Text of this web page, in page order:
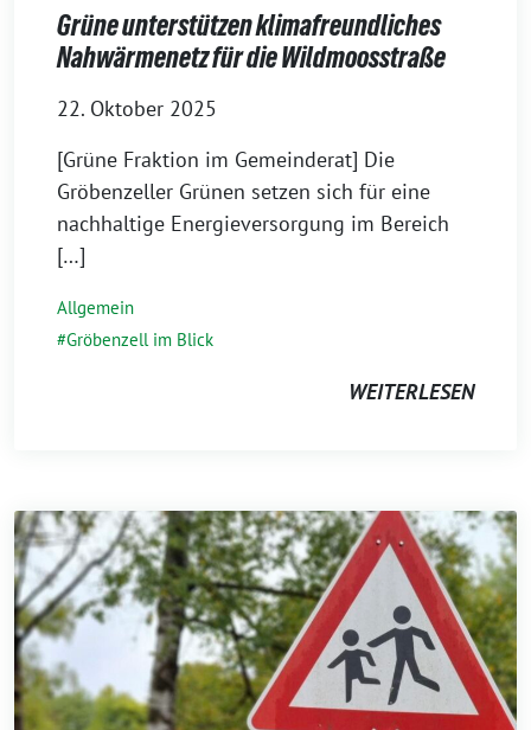
Grüne unterstützen klimafreundliches
Nahwärmenetz für die Wildmoosstraße
22. Oktober 2025
[Grüne Fraktion im Gemeinderat] Die
Gröbenzeller Grünen setzen sich für eine
nachhaltige Energieversorgung im Bereich
[…]
Allgemein
Gröbenzell im Blick
WEITERLESEN